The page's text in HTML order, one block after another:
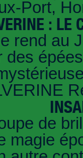
Port,
: LE
rend au
des
de
magie